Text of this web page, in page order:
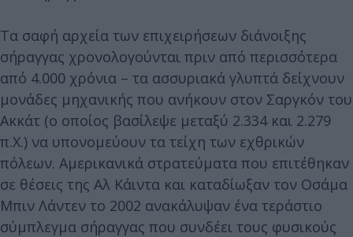
Τα σαφή αρχεία των επιχειρήσεων διάνοιξης
σήραγγας χρονολογούνται πριν από περισσότερα
από 4.000 χρόνια – τα ασσυριακά γλυπτά δείχνουν
μονάδες μηχανικής που ανήκουν στον Σαργκόν του
Ακκάτ (ο οποίος βασίλεψε μεταξύ 2.334 και 2.279
π.Χ.) να υπονομεύουν τα τείχη των εχθρικών
πόλεων. Αμερικανικά στρατεύματα που επιτέθηκαν
σε θέσεις της Αλ Κάιντα και καταδίωξαν τον Οσάμα
Μπιν Λάντεν το 2002 ανακάλυψαν ένα τεράστιο
σύμπλεγμα σήραγγας που συνδέει τους φυσικούς